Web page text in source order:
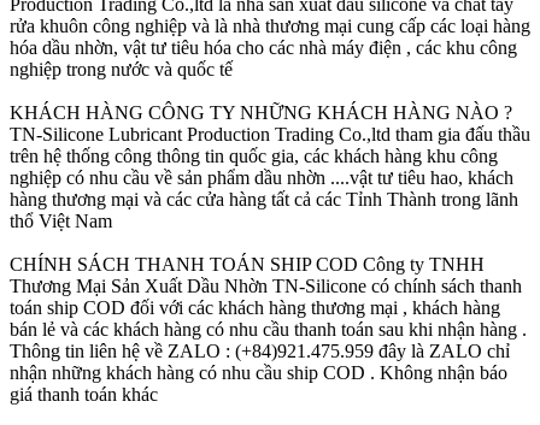
Production Trading Co.,ltd là nhà sản xuất dầu silicone và chất tẩy
rửa khuôn công nghiệp và là nhà thương mại cung cấp các loại hàng
hóa dầu nhờn, vật tư tiêu hóa cho các nhà máy điện , các khu công
nghiệp trong nước và quốc tế
KHÁCH HÀNG CÔNG TY NHỮNG KHÁCH HÀNG NÀO ?
TN-Silicone Lubricant Production Trading Co.,ltd tham gia đấu thầu
trên hệ thống công thông tin quốc gia, các khách hàng khu công
nghiệp có nhu cầu về sản phẩm dầu nhờn ....vật tư tiêu hao, khách
hàng thương mại và các cửa hàng tất cả các Tỉnh Thành trong lãnh
thổ Việt Nam
CHÍNH SÁCH THANH TOÁN SHIP COD Công ty TNHH
Thương Mại Sản Xuất Dầu Nhờn TN-Silicone có chính sách thanh
toán ship COD đối với các khách hàng thương mại , khách hàng
bán lẻ và các khách hàng có nhu cầu thanh toán sau khi nhận hàng .
Thông tin liên hệ về ZALO : (+84)921.475.959 đây là ZALO chỉ
nhận những khách hàng có nhu cầu ship COD . Không nhận báo
giá thanh toán khác